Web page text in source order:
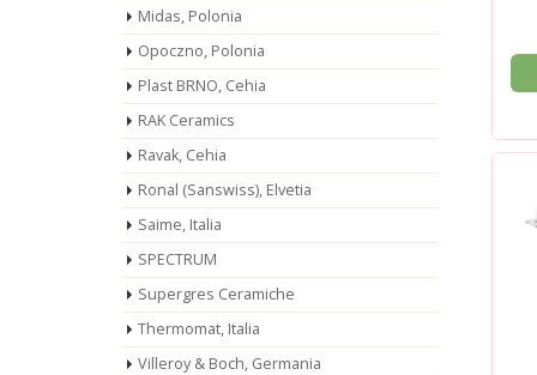
Midas, Polonia
Opoczno, Polonia
Plast BRNO, Cehia
RAK Ceramics
Ravak, Cehia
Ronal (Sanswiss), Elvetia
Saime, Italia
SPECTRUM
Supergres Ceramiche
Thermomat, Italia
Villeroy & Boch, Germania